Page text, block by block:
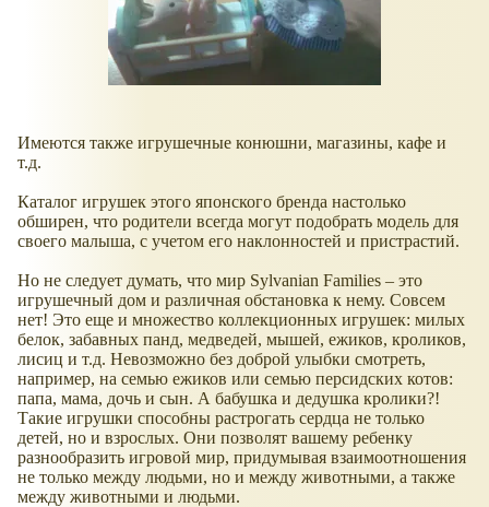
Имеются также игрушечные конюшни, магазины, кафе и
т.д.
Каталог игрушек этого японского бренда настолько
обширен, что родители всегда могут подобрать модель для
своего малыша, с учетом его наклонностей и пристрастий.
Но не следует думать, что мир Sylvanian Families – это
игрушечный дом и различная обстановка к нему. Совсем
нет! Это еще и множество коллекционных игрушек: милых
белок, забавных панд, медведей, мышей, ежиков, кроликов,
лисиц и т.д. Невозможно без доброй улыбки смотреть,
например, на семью ежиков или семью персидских котов:
папа, мама, дочь и сын. А бабушка и дедушка кролики?!
Такие игрушки способны растрогать сердца не только
детей, но и взрослых. Они позволят вашему ребенку
разнообразить игровой мир, придумывая взаимоотношения
не только между людьми, но и между животными, а также
между животными и людьми.